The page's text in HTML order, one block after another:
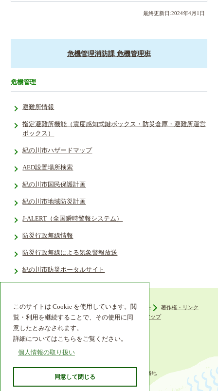
このサイトは Cookie を使用しています。閲
覧・利用を継続することで、その使用に同
意したとみなされます。
詳細についてはこちらをご覧ください。
個人情報の取り扱い
同意して閉じる
最終更新日:2024年4月 1 日
危機管理消防課 危機管理班
危機管理
避難所情報
指定避難所­機能（震度­感知式鍵ボ­ックス・防­災倉庫・避­難所運営
ボ­ックス）
紀の川市ハザードマップ
AED設置場所検索
紀の川市国民保護計画
紀の川市地域防災計画
J-ALERT（全国瞬時警報システム）
防災行政無線情報
防災行政無線による気象警報放送
紀の川市防災ポータルサイト
ウェブアクセシビリティ プライバシーポリシー
著作権・リンク
組織機構
リンク集 サイトマップ
〒649-6492 和歌山県紀の川市西大井338番地
TEL 0736-77-2511